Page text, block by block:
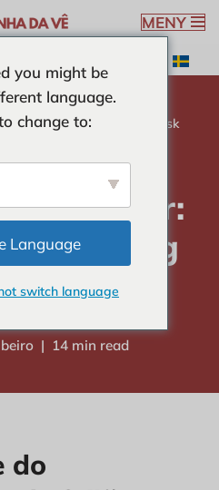
MENY
man tinar bönor: En praktisk
bönor:
och rolig
14 min read
do
you might be
language.
change to:
Language
switch language